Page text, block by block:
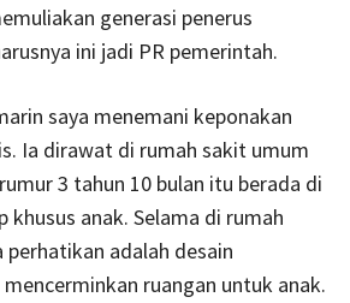
generasi penerus
ini jadi PR pemerintah.
saya menemani keponakan
Ia dirawat di rumah sakit umum
3 tahun 10 bulan itu berada di
khusus anak. Selama di rumah
perhatikan adalah desain
ruangan untuk anak.